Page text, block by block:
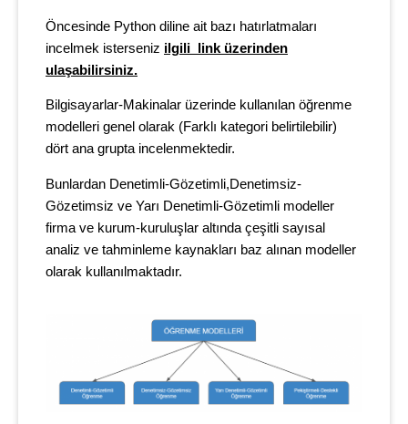
Öncesinde Python diline ait bazı hatırlatmaları
incelmek isterseniz ilgili link üzerinden
ulaşabilirsiniz.
Bilgisayarlar-Makinalar üzerinde kullanılan öğrenme
modelleri genel olarak (Farklı kategori belirtilebilir)
dört ana grupta incelenmektedir.
Bunlardan Denetimli-Gözetimli,Denetimsiz-
Gözetimsiz ve Yarı Denetimli-Gözetimli modeller
firma ve kurum-kuruluşlar altında çeşitli sayısal
analiz ve tahminleme kaynakları baz alınan modeller
olarak kullanılmaktadır.